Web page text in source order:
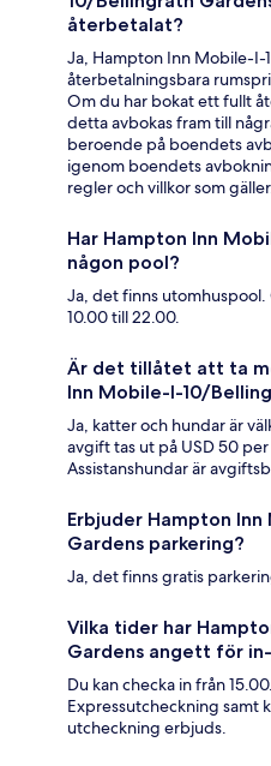
återbetalat?
Ja, Hampton Inn Mobile-
återbetalningsbara
Om du har bokat ett fullt
detta avbokas fram till
beroende på boendets
igenom boendets
regler och villkor som
Har Hampton Inn
någon pool?
Ja, det finns
10.00 till 22.00.
Är det tillåtet att ta
Inn Mobile-I-10/
Ja, katter och hundar är
avgift tas ut på USD 50
Assistanshundar är
Erbjuder Hampton
Gardens parkering?
Ja, det finns gratis
Vilka tider har
Gardens angett för
Du kan checka in från
Expressutcheckning samt
utcheckning erbjuds.